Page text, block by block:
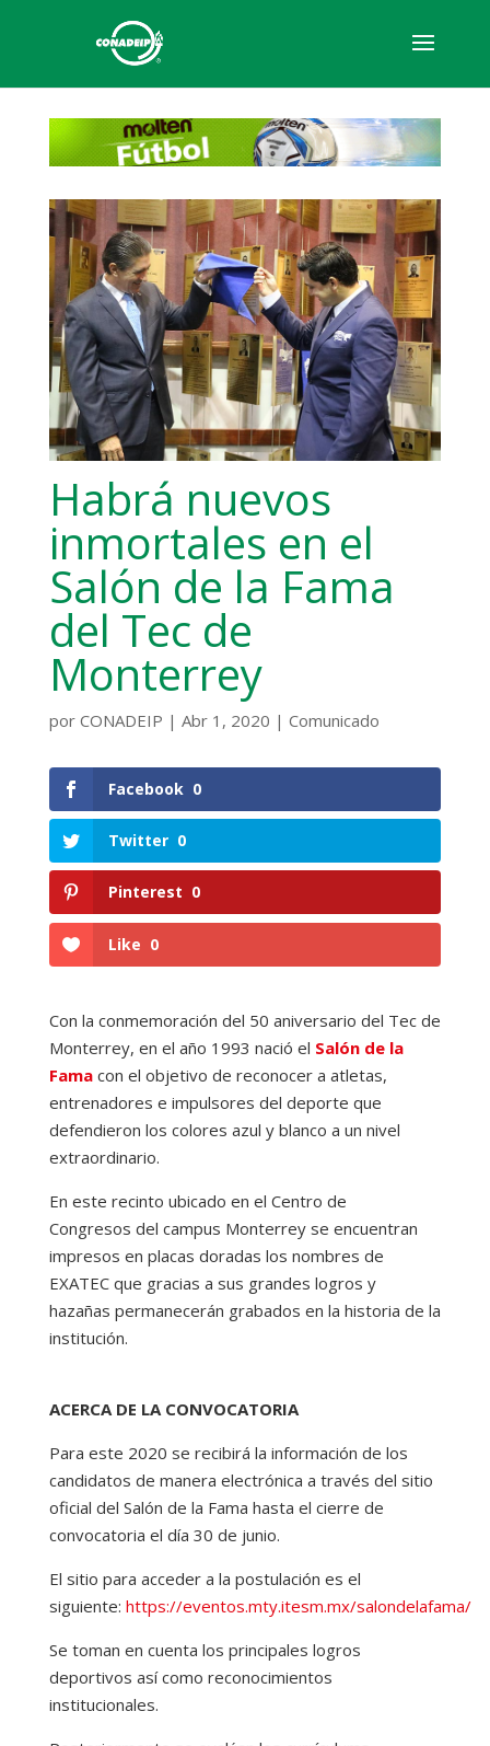
Habrá nuevos
inmortales en el
Salón de la Fama
del Tec de
Monterrey
por CONADEIP | Abr 1, 2020 | Comunicado
Facebook 0
Twitter 0
Pinterest 0
Like 0
Con la conmemoración del 50 aniversario del Tec de
Monterrey, en el año 1993 nació el Salón de la
Fama con el objetivo de reconocer a atletas,
entrenadores e impulsores del deporte que
defendieron los colores azul y blanco a un nivel
extraordinario.
En este recinto ubicado en el Centro de
Congresos del campus Monterrey se encuentran
impresos en placas doradas los nombres de
EXATEC que gracias a sus grandes logros y
hazañas permanecerán grabados en la historia de la
institución.
ACERCA DE LA CONVOCATORIA
Para este 2020 se recibirá la información de los
candidatos de manera electrónica a través del sitio
oficial del Salón de la Fama hasta el cierre de
convocatoria el día 30 de junio.
El sitio para acceder a la postulación es el
siguiente: https://eventos.mty.itesm.mx/salondelafama/
Se toman en cuenta los principales logros
deportivos así como reconocimientos
institucionales.